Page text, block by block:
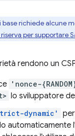
base richiede alcune
per supportare
rendono un
'nonce-
lo sviluppatore
dynamic'
automaticamente